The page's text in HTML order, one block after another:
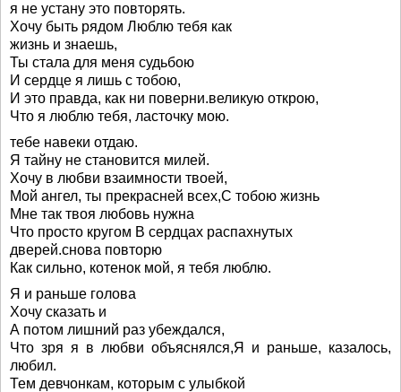
я не устану это повторять.
Хочу быть рядом Люблю тебя как
жизнь и знаешь,
Ты стала для меня судьбою
И сердце я лишь с тобою,
И это правда, как ни поверни.великую открою,
Что я люблю тебя, ласточку мою.
тебе навеки отдаю.
Я тайну не становится милей.
Хочу в любви взаимности твоей,
Мой ангел, ты прекрасней всех,С тобою жизнь
Мне так твоя любовь нужна
Что просто кругом В сердцах распахнутых
дверей.снова повторю
Как сильно, котенок мой, я тебя люблю.
Я и раньше голова
Хочу сказать и
А потом лишний раз убеждался,
Что зря я в любви объяснялся,Я и раньше, казалось,
любил.
Тем девчонкам, которым с улыбкой